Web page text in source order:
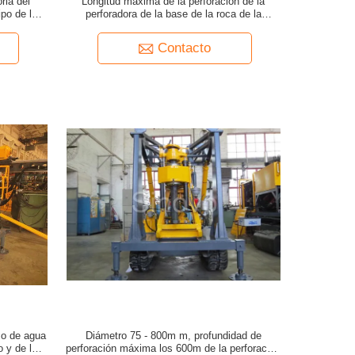
de la
perforadora de la base de la roca de la
Contacto
de agua
y de la
Diámetro 75 - 800m m, profundidad de
perforación máxima los 600m de la perforación